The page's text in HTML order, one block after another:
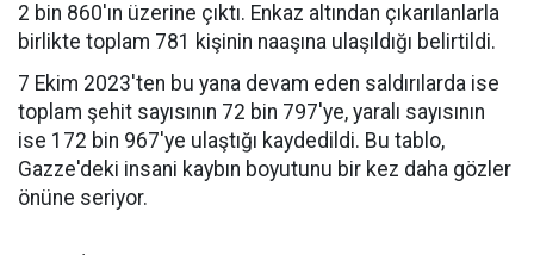
2 bin 860'ın üzerine çıktı. Enkaz altından çıkarılanlarla
birlikte toplam 781 kişinin naaşına ulaşıldığı belirtildi.
7 Ekim 2023'ten bu yana devam eden saldırılarda ise
toplam şehit sayısının 72 bin 797'ye, yaralı sayısının
ise 172 bin 967'ye ulaştığı kaydedildi. Bu tablo,
Gazze'deki insani kaybın boyutunu bir kez daha gözler
önüne seriyor.